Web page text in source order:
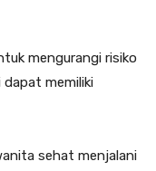
mengurangi risiko
memiliki
sehat menjalani